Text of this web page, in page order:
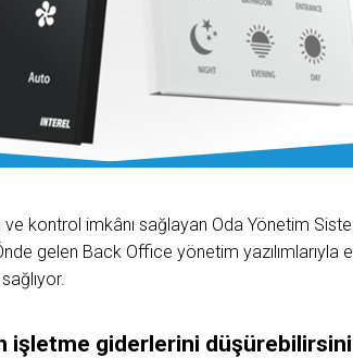
kontrol imkânı sağlayan Oda Yönetim
gelen Back Office yönetim yazılımlarıyla
işletme giderlerini